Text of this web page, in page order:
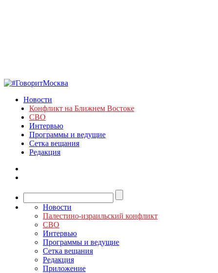
Новости
Конфликт на Ближнем Востоке
СВО
Интервью
Программы и ведущие
Сетка вещания
Редакция
Новости
Палестино-израильский конфликт
СВО
Интервью
Программы и ведущие
Сетка вещания
Редакция
Приложение